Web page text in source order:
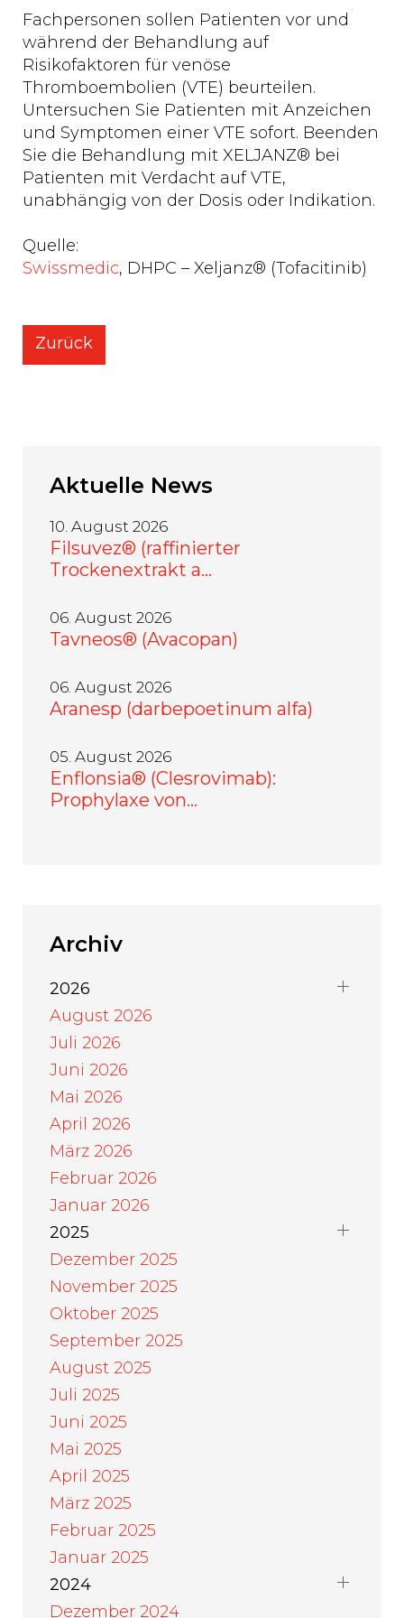
Fachpersonen sollen Patienten vor und
während der Behandlung auf
Risikofaktoren für venöse
Thromboembolien (VTE) beurteilen.
Untersuchen Sie Patienten mit Anzeichen
und Symptomen einer VTE sofort. Beenden
Sie die Behandlung mit XELJANZ® bei
Patienten mit Verdacht auf VTE,
unabhängig von der Dosis oder Indikation.
Quelle:
Swissmedic, DHPC – Xeljanz® (Tofacitinib)
Zurück
Aktuelle News
10. August 2026
Filsuvez® (raffinierter
Trockenextrakt a…
06. August 2026
Tavneos® (Avacopan)
06. August 2026
Aranesp (darbepoetinum alfa)
05. August 2026
Enflonsia® (Clesrovimab):
Prophylaxe von…
Archiv
2026
August 2026
Juli 2026
Juni 2026
Mai 2026
April 2026
März 2026
Februar 2026
Januar 2026
2025
Dezember 2025
November 2025
Oktober 2025
September 2025
August 2025
Juli 2025
Juni 2025
Mai 2025
April 2025
März 2025
Februar 2025
Januar 2025
2024
Dezember 2024